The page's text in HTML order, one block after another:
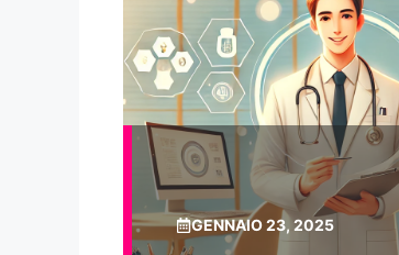
GENNAIO 23, 2025